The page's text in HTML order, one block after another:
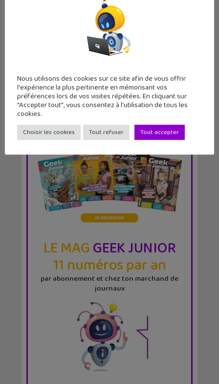
Fairphone lance son smartphone
sixième génération...
LE MAGGEEK JUNIOR
11 numéros par an
par abonnement et chez ton marchand de
journaux
Nous utilisons des cookies sur ce site afin de vous offrir
l'expérience la plus pertinente en mémorisant vos
préférences lors de vos visites répétées. En cliquant sur
"Accepter tout", vous consentez à l'utilisation de tous les
cookies.
Choisir les cookies Tout refuser Tout accepter